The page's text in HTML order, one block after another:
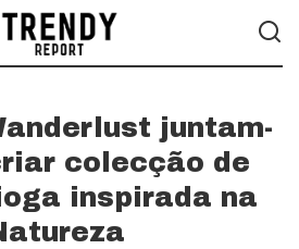
juntam-
colecção de
inspirada na